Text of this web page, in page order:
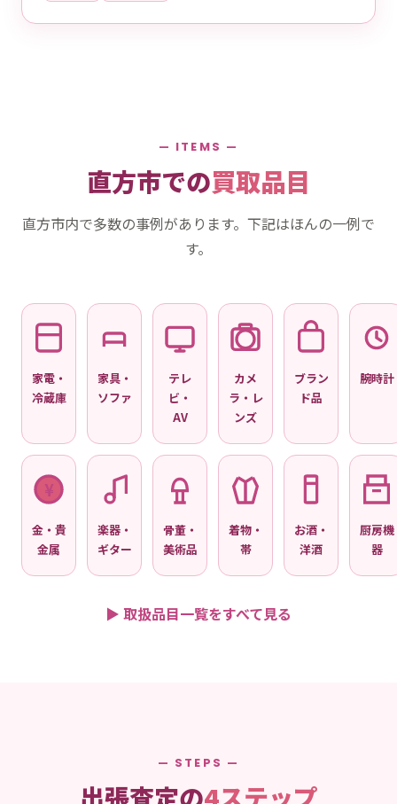
— ITEMS —
直方市での買取品目
直方市内で多数の事例があります。下記はほんの一例で
す。
家電・
冷蔵庫
家具・
ソファ
テレ
ビ・
AV
カメ
ラ・レ
ンズ
ブラン
ド品
腕時計
¥
金・貴
金属
楽器・
ギター
骨董・
美術品
着物・
帯
お酒・
洋酒
厨房機
器
▶ 取扱品目一覧をすべて見る
— STEPS —
出張査定の4ステップ